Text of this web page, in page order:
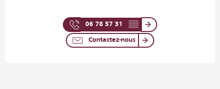
06 78 57 31 ▒▒
Contactez-nous